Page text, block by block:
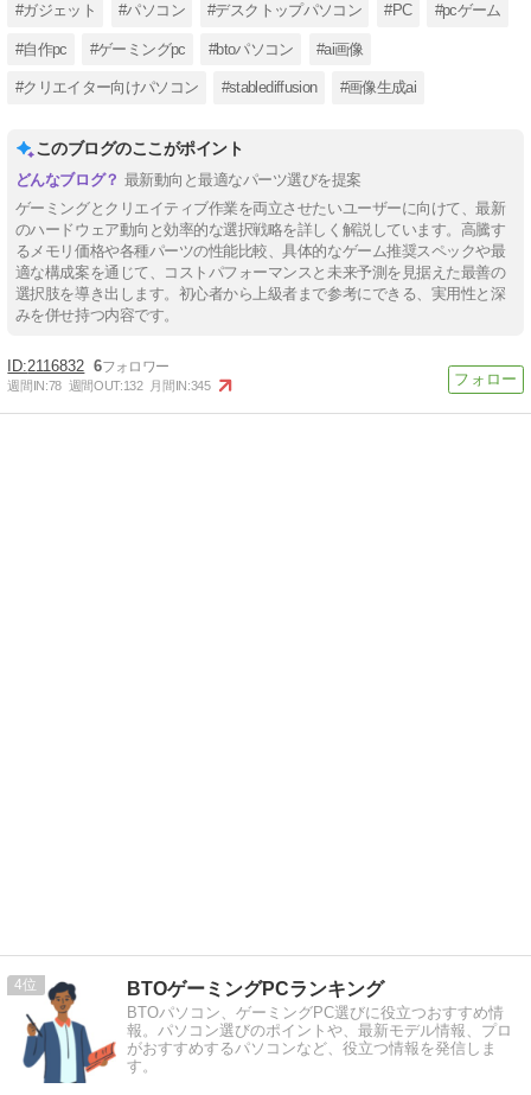
#ガジェット #パソコン #デスクトップパソコン #PC #pcゲーム
#自作pc #ゲーミングpc #btoパソコン #ai画像
#クリエイター向けパソコン #stablediffusion #画像生成ai
このブログのここがポイント
最新動向と最適なパーツ選びを提案
ゲーミングとクリエイティブ作業を両立させたいユーザーに向けて、最新
のハードウェア動向と効率的な選択戦略を詳しく解説しています。高騰す
るメモリ価格や各種パーツの性能比較、具体的なゲーム推奨スペックや最
適な構成案を通じて、コストパフォーマンスと未来予測を見据えた最善の
選択肢を導き出します。初心者から上級者まで参考にできる、実用性と深
みを併せ持つ内容です。
2116832 6
週間IN:78 週間OUT:132 月間IN:345
4 BTOゲーミングPCランキング
BTOパソコン、ゲーミングPC選びに役立つおすすめ情
報。パソコン選びのポイントや、最新モデル情報、プロ
がおすすめするパソコンなど、役立つ情報を発信しま
す。